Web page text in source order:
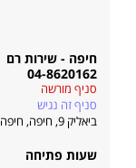
חיפה - שירות רם
04-8620162
סניף מורשה
סניף זה נגיש
ביאליק 9, חיפה
, חיפה
שעות פתיחה